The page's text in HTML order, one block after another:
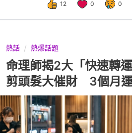
12 0 0
熱話 熱爆話題
命理師揭2大「快速轉
剪頭髮大催財 3個月